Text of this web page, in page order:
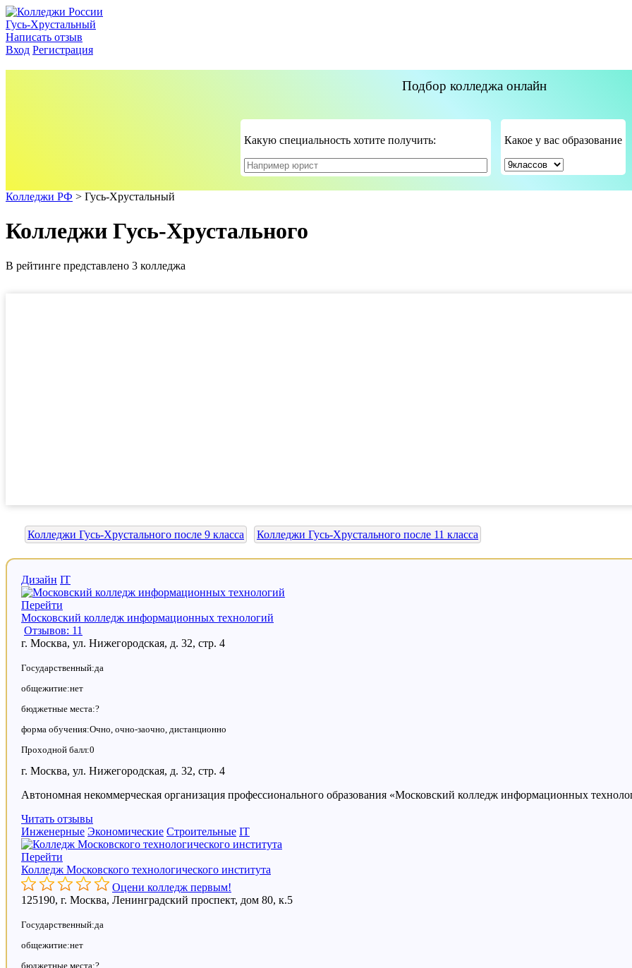
Гусь-Хрустальный
Написать отзыв
Вход Регистрация
Подбор колледжа онлайн
Какую специальность хотите получить: Какое у вас образование
Колледжи РФ > Гусь-Хрустальный
Колледжи Гусь-Хрустального
В рейтинге представлено 3 колледжа
Колледжи Гусь-Хрустального после 9 класса Колледжи Гусь-Хрустального после 11 класса
Дизайн IT
Перейти
Московский колледж информационных технологий
Отзывов: 11
г. Москва, ул. Нижегородская, д. 32, стр. 4
Государственный:да
общежитие:нет
бюджетные места:?
форма обучения:Очно, очно-заочно, дистанционно
Проходной балл:0
г. Москва, ул. Нижегородская, д. 32, стр. 4
Автономная некоммерческая организация профессионального образования «Московский колледж информационных
Читать отзывы
Инженерные Экономические Строительные IT
Перейти
Колледж Московского технологического института
Оцени колледж первым!
125190, г. Москва, Ленинградский проспект, дом 80, к.5
Государственный:да
общежитие:нет
бюджетные места:?